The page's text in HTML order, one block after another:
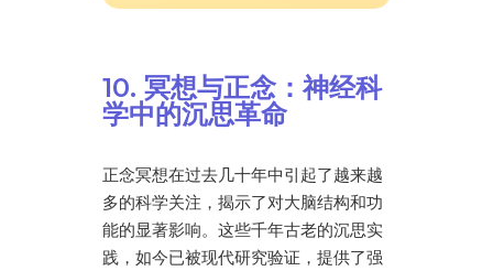
10. 冥想与正念：神经科
学中的沉思革命
正念冥想在过去几十年中引起了越来越
多的科学关注，揭示了对大脑结构和功
能的显著影响。这些千年古老的沉思实
践，如今已被现代研究验证，提供了强